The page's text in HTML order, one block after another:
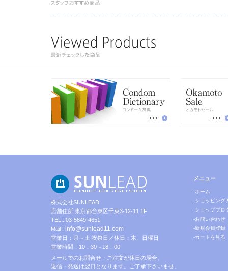
株式会社SUNLEAD
店舗住所 東京都台東区千束3-12-11 1F
TEL : 03-5849-4651
Mail : info@sunlead11.com
営業日：月～土 祝祭日／休日：木、日曜日
営業時間：10：30～18：00
メールでのお問合せ・ご注文が休日の場合、
返信・発送は翌日となります。ご了承下さいませ。
メニュー
-ホーム
-ショッピング
-ショップブロ
-お問い合わせ
-新規会員登録
-カートを見る